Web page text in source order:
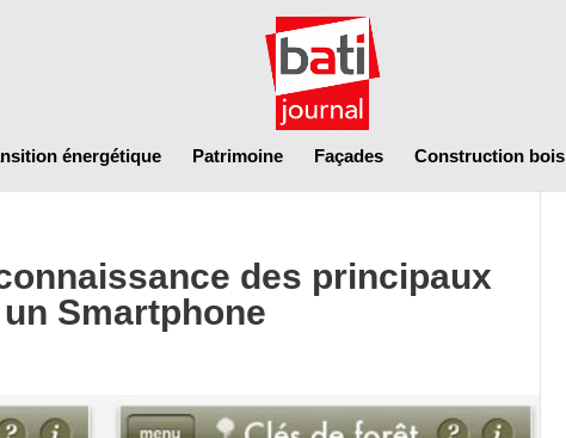
énergétique Patrimoine Façades Construction bois
des principaux
Smartphone